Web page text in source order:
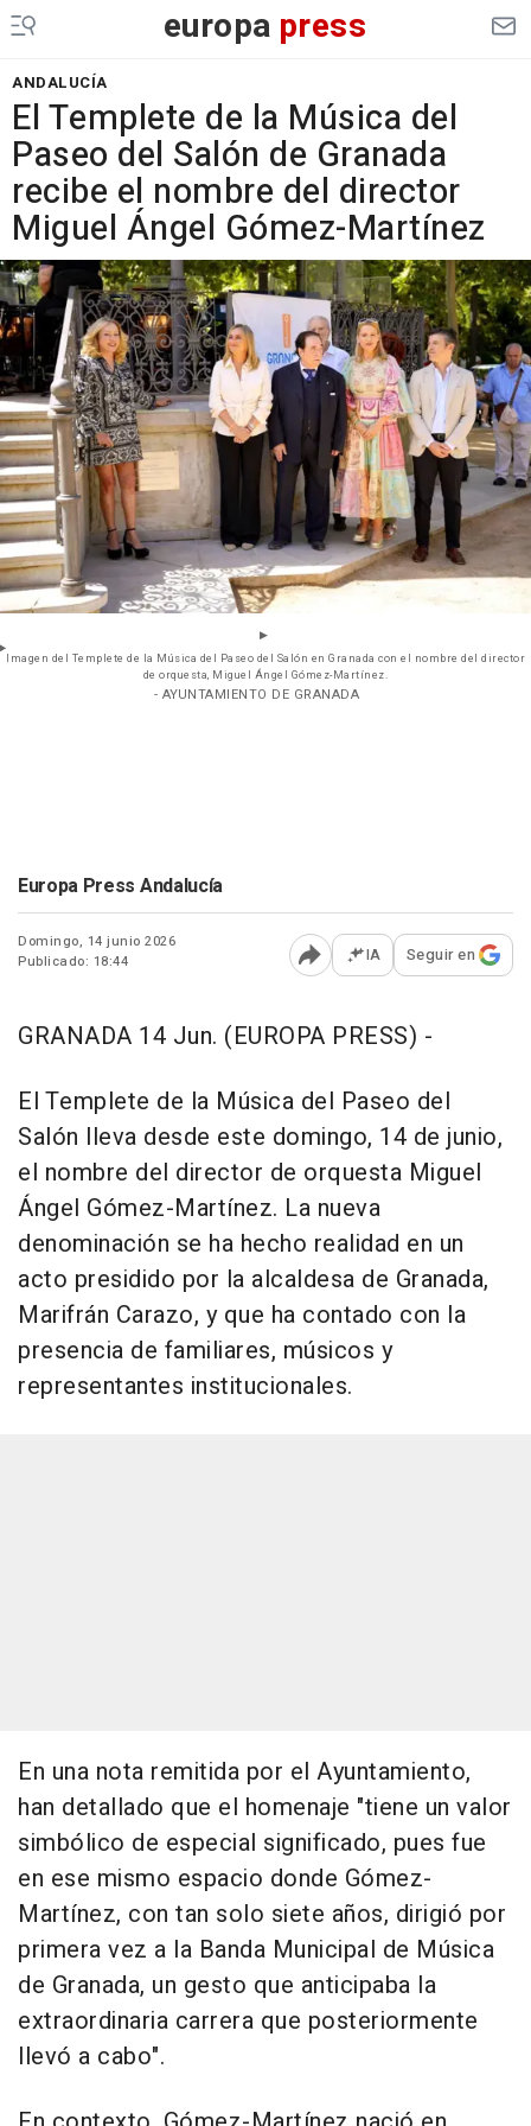
europa press
ANDALUCÍA
El Templete de la Música del
Paseo del Salón de Granada
recibe el nombre del director
Miguel Ángel Gómez-Martínez
Imagen del Templete de la Música del Paseo del Salón en Granada con el nombre del director
de orquesta, Miguel Ángel Gómez-Martínez.
- AYUNTAMIENTO DE GRANADA
Europa Press Andalucía
Domingo, 14 junio 2026
Publicado: 18:44
Abrir opciones para
IA Seguir en
GRANADA 14 Jun. (EUROPA PRESS) -
El Templete de la Música del Paseo del
Salón lleva desde este domingo, 14 de junio,
el nombre del director de orquesta Miguel
Ángel Gómez-Martínez. La nueva
denominación se ha hecho realidad en un
acto presidido por la alcaldesa de Granada,
Marifrán Carazo, y que ha contado con la
presencia de familiares, músicos y
representantes institucionales.
En una nota remitida por el Ayuntamiento,
han detallado que el homenaje "tiene un valor
simbólico de especial significado, pues fue
en ese mismo espacio donde Gómez-
Martínez, con tan solo siete años, dirigió por
primera vez a la Banda Municipal de Música
de Granada, un gesto que anticipaba la
extraordinaria carrera que posteriormente
llevó a cabo".